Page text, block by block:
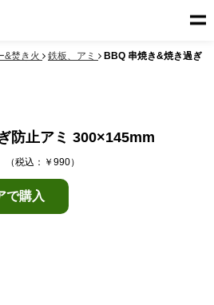
&焚き火 鉄板、アミ
BBQ 串焼き&焼き過ぎ
防止アミ 300×145mm
（税込：￥990）
で購入